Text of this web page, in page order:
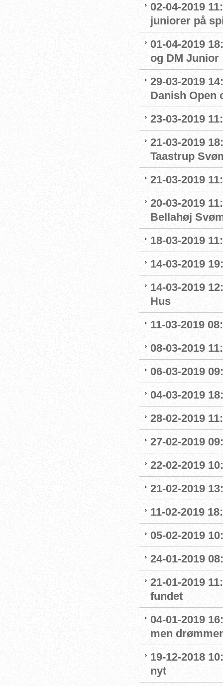
02-04-2019
juniorer på
01-04-2019
og DM Junior
29-03-2019
Danish Open
23-03-2019
21-03-2019
Taastrup
21-03-2019
20-03-2019
Bellahøj
18-03-2019
14-03-2019
14-03-2019
Hus
11-03-2019
08-03-2019
06-03-2019
04-03-2019
28-02-2019
27-02-2019
22-02-2019
21-02-2019
11-02-2019
05-02-2019
24-01-2019
21-01-2019
fundet
04-01-2019
men
19-12-2018
nyt